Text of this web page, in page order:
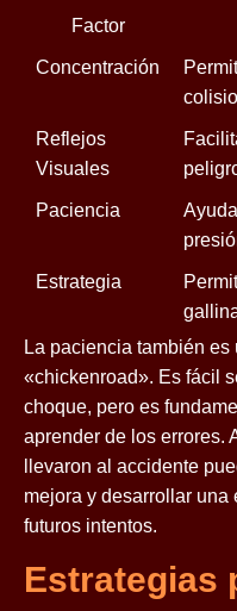
Factor
Concentración
Reflejos
Visuales
Paciencia
Estrategia
La paciencia también
«chickenroad». Es fácil
choque, pero es
aprender de los errores.
llevaron al accidente
mejora y desarrollar una
futuros intentos.
Estrategias